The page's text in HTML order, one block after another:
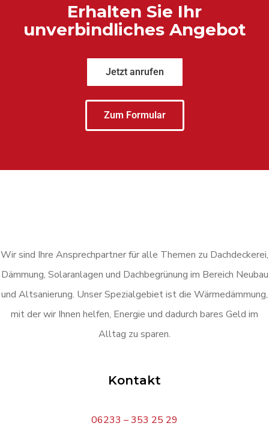
Erhalten Sie Ihr
unverbindliches Angebot
Zum Formular
Jetzt anrufen
Wir sind Ihre Ansprechpartner für alle Themen zu Dachdeckerei,
Dämmung, Solaranlagen und Dachbegrünung im Bereich Neubau
und Altsanierung. Unser Spezialgebiet ist die Wärmedämmung,
mit der wir Ihnen helfen, Energie und dadurch bares Geld im
Alltag zu sparen.
Kontakt
06233 – 353 25 29